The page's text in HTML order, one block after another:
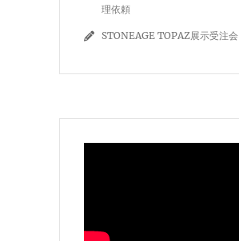
理依頼
STONEAGE TOPAZ展示受注会